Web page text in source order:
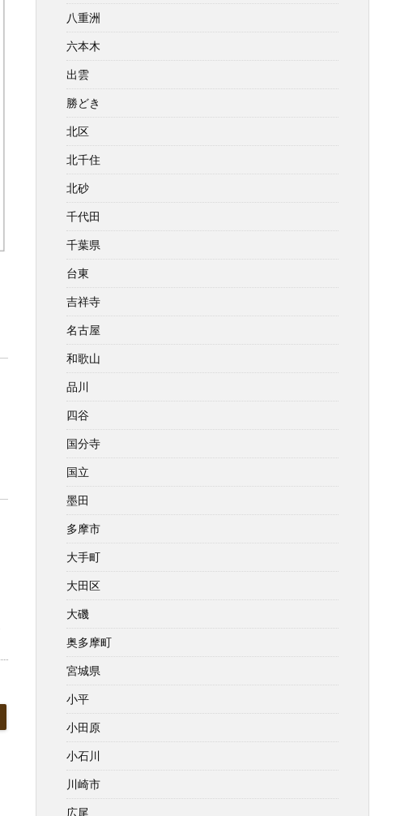
八重洲
六本木
出雲
勝どき
北区
北千住
北砂
千代田
千葉県
台東
吉祥寺
名古屋
和歌山
品川
四谷
国分寺
国立
墨田
多摩市
大手町
大田区
大磯
奥多摩町
宮城県
小平
小田原
小石川
川崎市
広尾